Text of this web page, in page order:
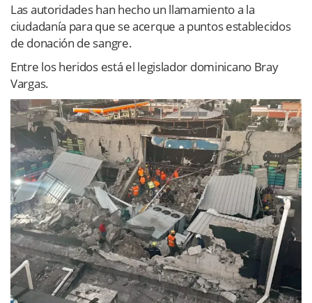
Las autoridades han hecho un llamamiento a la
ciudadanía para que se acerque a puntos establecidos
de donación de sangre.
Entre los heridos está el legislador dominicano Bray
Vargas.